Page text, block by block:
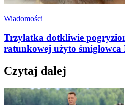
Wiadomości
Trzylatka dotkliwie
ratunkowej użyto śmigłowca
Czytaj dalej